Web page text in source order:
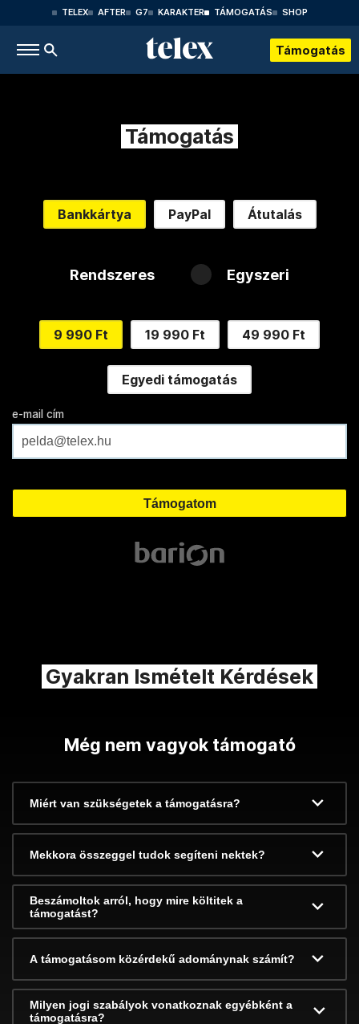
TELEX AFTER G7 KARAKTER TÁMOGATÁS SHOP
Támogatás
Támogatás
Bankkártya PayPal Átutalás
Rendszeres Egyszeri
9 990 Ft 19 990 Ft 49 990 Ft
Egyedi támogatás
e-mail cím
Gyakran Ismételt Kérdések
Még nem vagyok támogató
Miért van szükségetek a támogatásra?
Mekkora összeggel tudok segíteni nektek?
Beszámoltok arról, hogy mire költitek a
támogatást?
A támogatásom közérdekű adománynak számít?
Milyen jogi szabályok vonatkoznak egyébként a
támogatásra?